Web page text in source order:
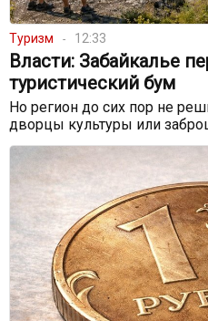
Туризм 12:33
Власти: Забайкалье
туристический бум
Но регион до сих пор не
дворцы культуры или